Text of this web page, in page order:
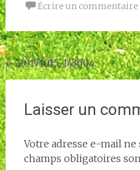
Écrire un commentaire
Navigation
de
l'article
←20171015_143604
Laisser un
Votre adresse e-mail ne
champs obligatoires